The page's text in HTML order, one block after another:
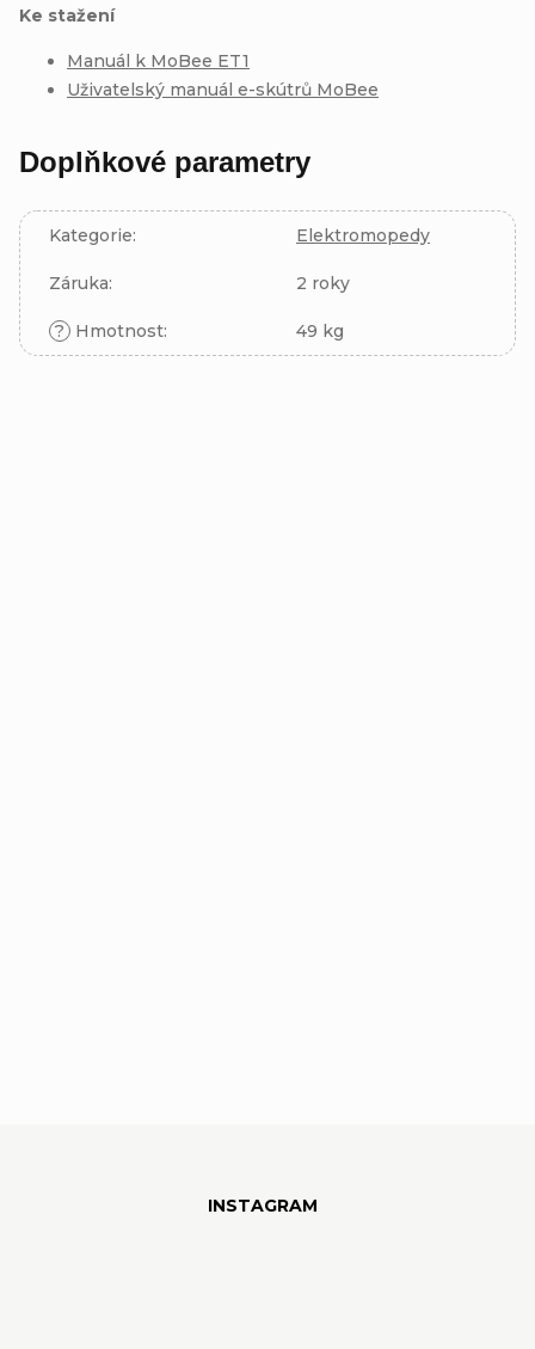
Ke stažení
Manuál k MoBee ET1
Uživatelský manuál e-skútrů MoBee
Doplňkové parametry
Kategorie: Elektromopedy
Záruka: 2 roky
? Hmotnost: 49 kg
INSTAGRAM